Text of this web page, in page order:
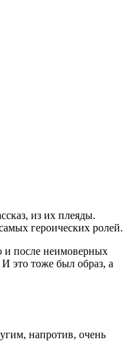
из их плеяды.
героических ролей.
и после неимоверных
это тоже был образ, а
напротив, очень